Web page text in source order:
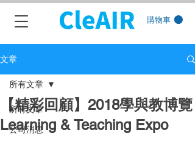
購物車
文章
所有文章
公司消息
所有文章
【精彩回顧】2018學與教博覽
Learning & Teaching Expo